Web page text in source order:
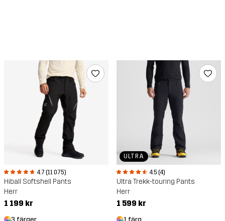
4.7 (11 075)
Hiball Softshell Pants
Herr
1 199 kr
ULTRA
4.5 (4)
Ultra Trekk-touring Pants
Herr
1 599 kr